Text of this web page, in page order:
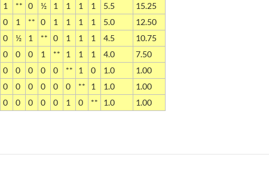
1 ** 0 ½ 1 1 1 1 5.5
15.25
0 1 ** 0 1 1 1 1 5.0
12.50
0 ½ 1 ** 0 1 1 1 4.5
10.75
0 0 0 1 ** 1 1 1 4.0
7.50
0 0 0 0 0 ** 1 0 1.0
1.00
0 0 0 0 0 0 ** 1 1.0
1.00
0 0 0 0 0 1 0 ** 1.0 1.00